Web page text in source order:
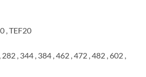
, TEF20
, 344 , 384 , 462 , 472 , 482 , 602 ,